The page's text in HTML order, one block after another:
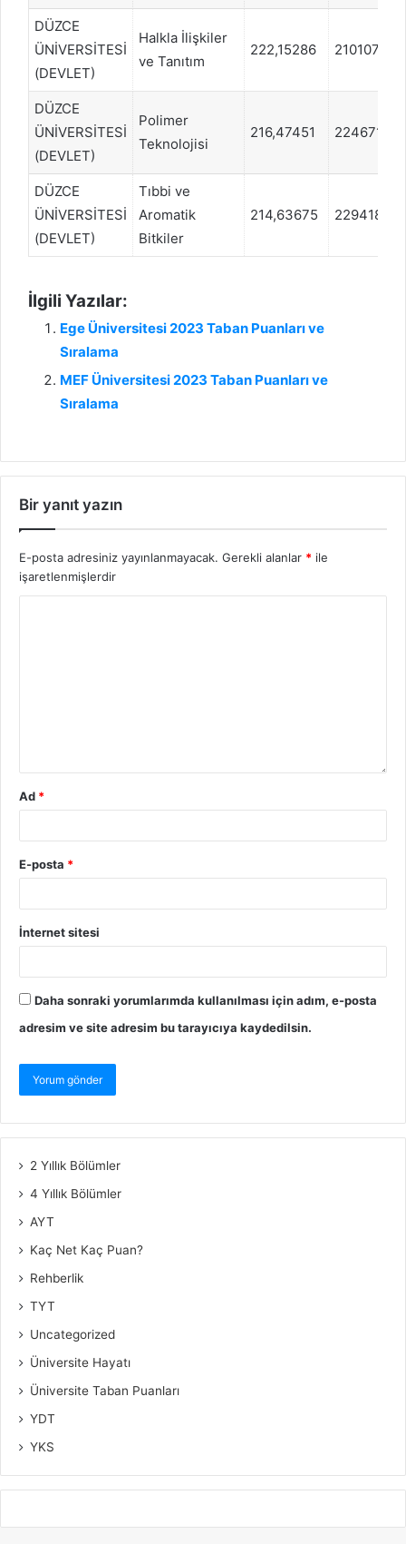
DÜZCE
ÜNİVERSİTESİ
(DEVLET)
Halkla İlişkiler
ve Tanıtım
222,15286 2101078
DÜZCE
ÜNİVERSİTESİ
(DEVLET)
Polimer
Teknolojisi
216,47451 2246718
DÜZCE
ÜNİVERSİTESİ
(DEVLET)
Tıbbi ve
Aromatik
Bitkiler
214,63675 2294186
İlgili Yazılar:
Ege Üniversitesi 2023 Taban Puanları ve
Sıralama
MEF Üniversitesi 2023 Taban Puanları ve
Sıralama
Bir yanıt yazın
E-posta adresiniz yayınlanmayacak. Gerekli alanlar * ile
işaretlenmişlerdir
Ad *
E-posta *
İnternet sitesi
Daha sonraki yorumlarımda kullanılması için adım, e-posta
adresim ve site adresim bu tarayıcıya kaydedilsin.
2 Yıllık Bölümler
4 Yıllık Bölümler
AYT
Kaç Net Kaç Puan?
Rehberlik
TYT
Uncategorized
Üniversite Hayatı
Üniversite Taban Puanları
YDT
YKS